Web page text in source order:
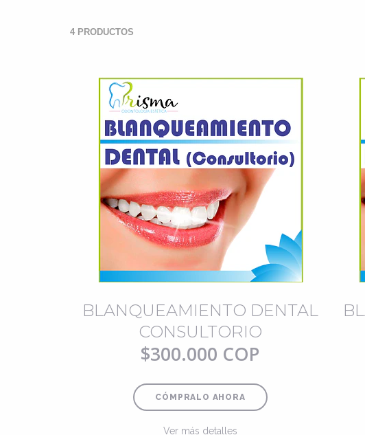
4 PRODUCTOS
BLANQUEAMIENTO DENTAL
CONSULTORIO
$300.000 COP
CÓMPRALO AHORA
Ver más detalles